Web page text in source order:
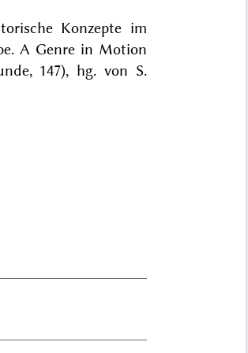
Konzepte im
A Genre in Motion
147), hg. von S.